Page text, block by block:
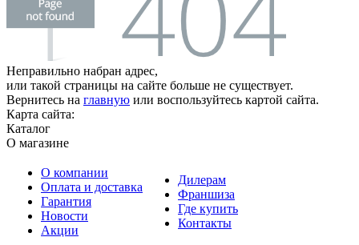
Неправильно набран адрес,
или такой страницы на сайте больше не существует.
Вернитесь на главную или воспользуйтесь картой сайта.
Карта сайта:
Каталог
О магазине
О компании
Оплата и доставка
Гарантия
Новости
Акции
Дилерам
Франшиза
Где купить
Контакты